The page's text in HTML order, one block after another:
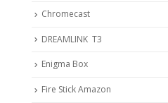
Chromecast
DREAMLINK T3
Enigma Box
Fire Stick Amazon